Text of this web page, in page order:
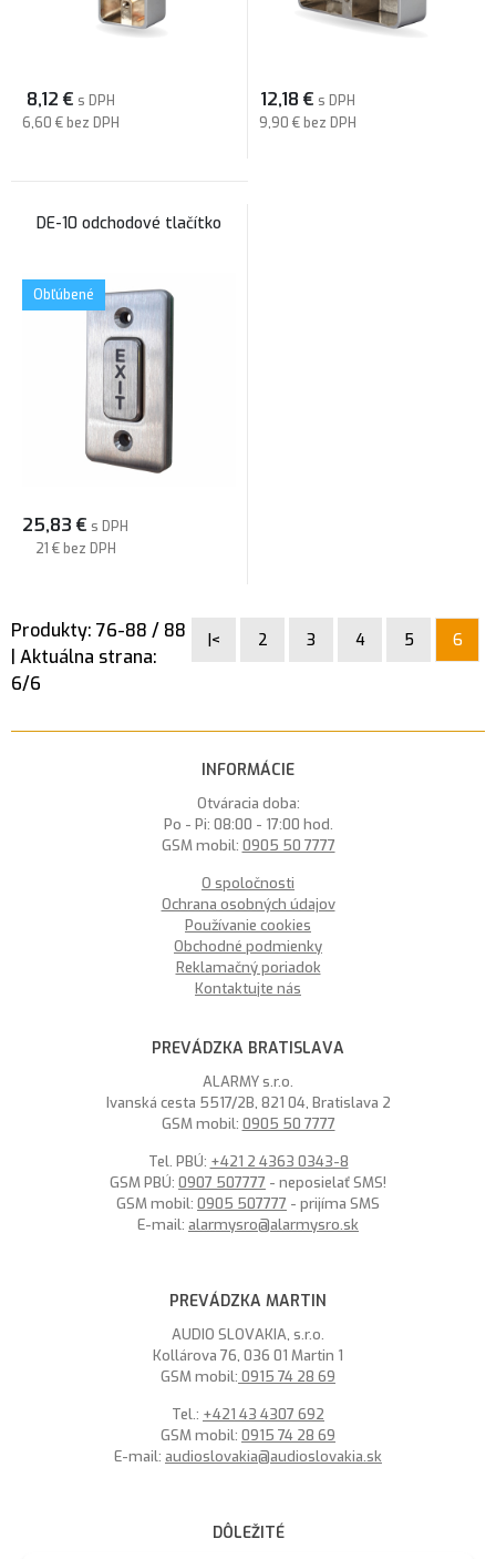
8,12 € s DPH
6,60 € bez DPH
12,18 € s DPH
9,90 € bez DPH
DE-10 odchodové tlačítko
Obľúbené
25,83 € s DPH
21 € bez DPH
|< 2 3 4 5 6
Produkty: 76-88 / 88
| Aktuálna strana:
6/6
INFORMÁCIE
Otváracia doba:
Po - Pi: 08:00 - 17:00 hod.
GSM mobil: 0905 50 7777
O spoločnosti
Ochrana osobných údajov
Používanie cookies
Obchodné podmienky
Reklamačný poriadok
Kontaktujte nás
PREVÁDZKA BRATISLAVA
ALARMY s.r.o.
Ivanská cesta 5517/2B, 821 04, Bratislava 2
GSM mobil: 0905 50 7777
Tel. PBÚ: +421 2 4363 0343-8
GSM PBÚ: 0907 507777 - neposielať SMS!
GSM mobil: 0905 507777 - prijíma SMS
E-mail: alarmysro@alarmysro.sk
PREVÁDZKA MARTIN
AUDIO SLOVAKIA, s.r.o.
Kollárova 76, 036 01 Martin 1
GSM mobil: 0915 74 28 69
Tel.: +421 43 4307 692
GSM mobil: 0915 74 28 69
E-mail: audioslovakia@audioslovakia.sk
DÔLEŽITÉ